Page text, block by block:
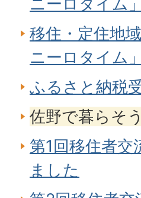
ニーロタイム
移住・定住地
ニーロタイム
ふるさと納税
佐野で暮らそ
第1回移住者
ました